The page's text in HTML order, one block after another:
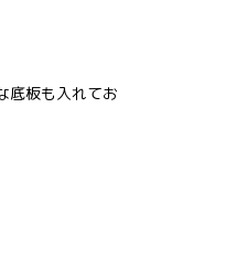
底板も入れてお